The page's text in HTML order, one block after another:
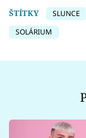
ŠTÍTKY
SLUNCE
SOLÁRIUM